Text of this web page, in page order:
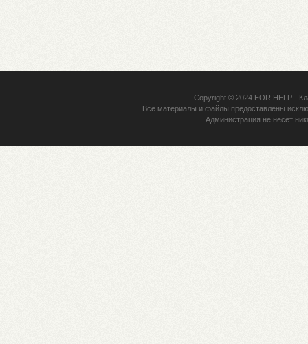
Copyright © 2024 EOR HELP-
Все материалы и файлы предоставлены
Администрация не несет